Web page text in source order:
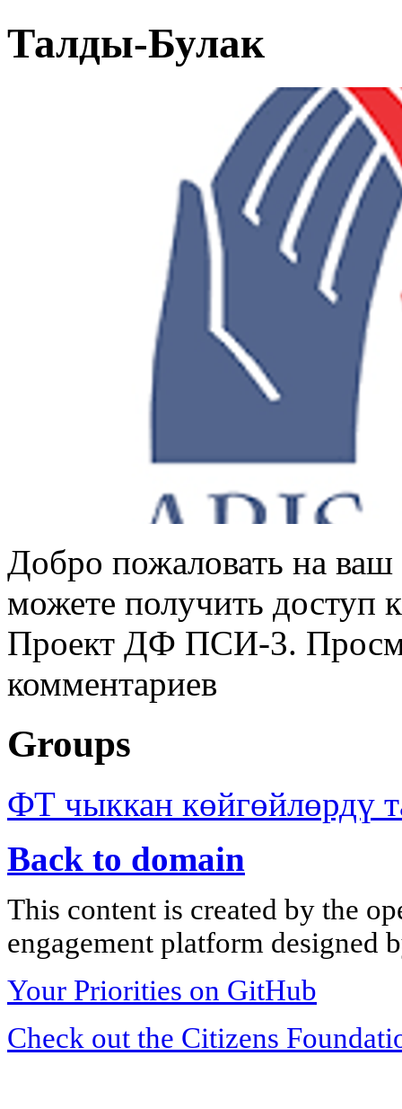
Талды-Булак
Добро пожаловать на
можете получить доступ
Проект ДФ ПСИ-3.
комментариев
Groups
ФТ чыккан көйгөйлөрдү
Back to domain
This content is created by the
engagement platform designed
Your Priorities on GitHub
Check out the Citizens